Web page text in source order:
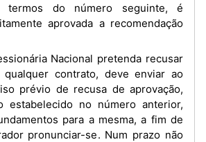
termos do número seguinte, é
aprovada a recomendação
qualquer contrato, deve enviar ao
prévio de recusa de aprovação,
estabelecido no número anterior,
para a mesma, a fim de
pronunciar-se. Num prazo não